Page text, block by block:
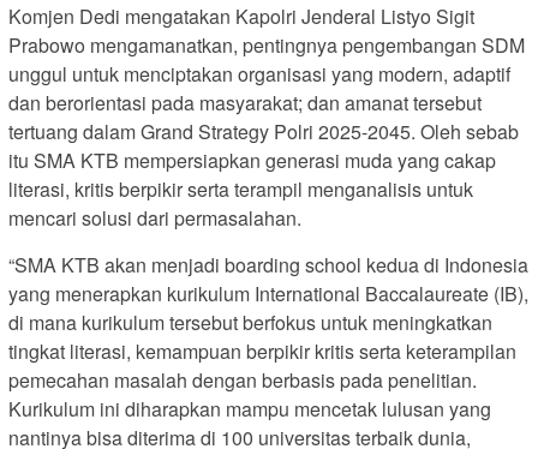
Komjen Dedi mengatakan Kapolri Jenderal Listyo Sigit
Prabowo mengamanatkan, pentingnya pengembangan SDM
unggul untuk menciptakan organisasi yang modern, adaptif
dan berorientasi pada masyarakat; dan amanat tersebut
tertuang dalam Grand Strategy Polri 2025-2045. Oleh sebab
itu SMA KTB mempersiapkan generasi muda yang cakap
literasi, kritis berpikir serta terampil menganalisis untuk
mencari solusi dari permasalahan.
“SMA KTB akan menjadi boarding school kedua di Indonesia
yang menerapkan kurikulum International Baccalaureate (IB),
di mana kurikulum tersebut berfokus untuk meningkatkan
tingkat literasi, kemampuan berpikir kritis serta keterampilan
pemecahan masalah dengan berbasis pada penelitian.
Kurikulum ini diharapkan mampu mencetak lulusan yang
nantinya bisa diterima di 100 universitas terbaik dunia,